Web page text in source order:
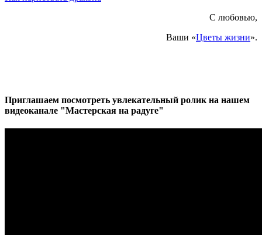
С любовью,
Ваши «Цветы жизни».
Приглашаем посмотреть увлекательный ролик на нашем
видеоканале "Мастерская на радуге"